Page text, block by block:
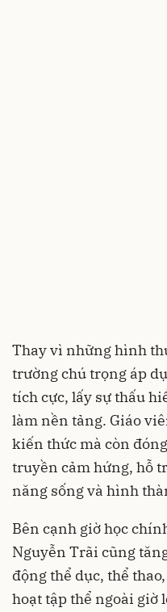
Thay vì những hình
trường chú trọng áp
tích cực, lấy sự thấu
làm nền tảng. Giáo
kiến thức mà còn
truyền cảm hứng, hỗ
năng sống và hình
Bên cạnh giờ học
Nguyễn Trãi cũng
động thể dục, thể
hoạt tập thể ngoài giờ